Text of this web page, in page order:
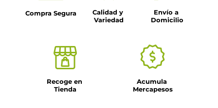
Compra Segura
Calidad y
Variedad
Envío a
Domicilio
Recoge en
Tienda
Acumula
Mercapesos